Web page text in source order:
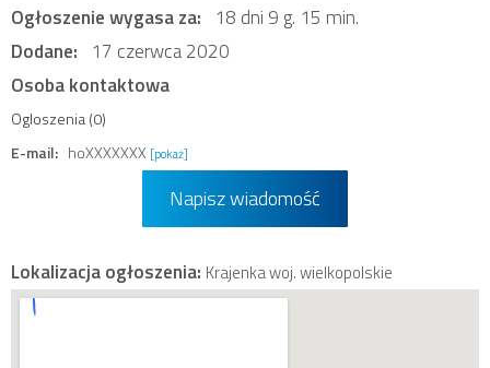
Ogłoszenie wygasa za: 18 dni 9 g. 15 min.
Dodane: 17 czerwca 2020
Osoba kontaktowa
Ogloszenia (0)
E-mail: hoXXXXXXX [pokaż]
Napisz wiadomość
Lokalizacja ogłoszenia: Krajenka woj. wielkopolskie